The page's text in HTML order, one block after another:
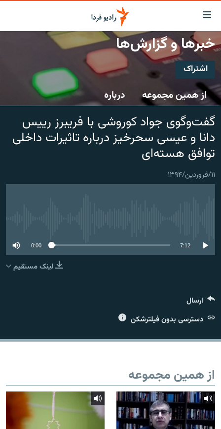
لینک‌های
قابلیت
دسترسی
بازگشت
بازگشت
منوی
اصلی
رفتن
به
صفحه
جستجو
صفحه اصلی
ایران
جهان
رادیو
انتخاب کنید و بشنوید
برنامه‌های رادیویی
فرکانس‌ها
پادکست
چندرسانه‌ای
گزارش‌های تصویری
گزارش‌های ویدئویی
زنان فردا
English
خبرها و گزارش‌ها
اشتراک
Spotify
از همین مجموعه درباره
گفت‌وگوی جواد کوروشی با فریبرز رییس
دانا و عیسی سحرخیز درباره تاثیرات داخلی
توافق هسته‌ای
۱۱/فروردین/۱۳۹۴
0:00 7:12
لینک مستقیم
ارسال
دسترسی بدون فیلترشکن
از همین مجموعه